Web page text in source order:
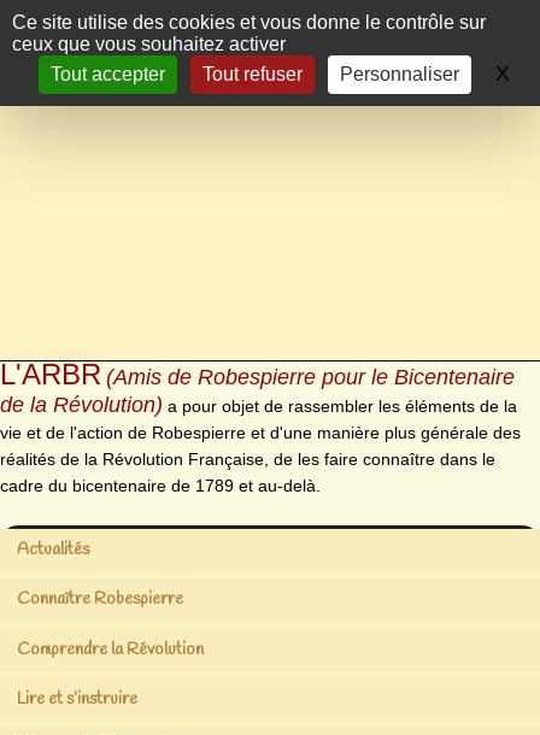
Panneau de gestion des cookies
Ce site utilise des cookies et vous donne le contrôle sur
ceux que vous souhaitez activer
Tout accepter
Tout refuser Personnaliser X
L'ARBR (Amis de Robespierre pour le Bicentenaire
de la Révolution) a pour objet de rassembler les éléments de la
vie et de l'action de Robespierre et d'une manière plus générale des
réalités de la Révolution Française, de les faire connaître dans le
cadre du bicentenaire de 1789 et au-delà.
Actualités
Connaître Robespierre
Comprendre la Révolution
Lire et s’instruire